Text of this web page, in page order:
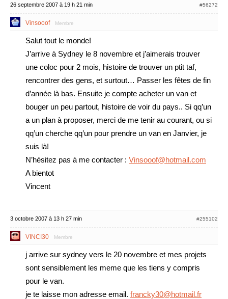
26 septembre 2007 à 19 h 21 min #56272
Vinsooof Membre
Salut tout le monde!
J’arrive à Sydney le 8 novembre et j’aimerais trouver
une coloc pour 2 mois, histoire de trouver un ptit taf,
rencontrer des gens, et surtout… Passer les fêtes de fin
d’année là bas. Ensuite je compte acheter un van et
bouger un peu partout, histoire de voir du pays.. Si qq’un
a un plan à proposer, merci de me tenir au courant, ou si
qq’un cherche qq’un pour prendre un van en Janvier, je
suis là!
N’hésitez pas à me contacter : Vinsooof@hotmail.com
A bientot
Vincent
3 octobre 2007 à 13 h 27 min #255102
VINCI30 Membre
j arrive sur sydney vers le 20 novembre et mes projets
sont sensiblement les meme que les tiens y compris
pour le van.
je te laisse mon adresse email. francky30@hotmail.fr